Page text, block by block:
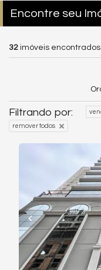
Encontre seu
32 imóveis encontrados
Filtrando por:
remover todos